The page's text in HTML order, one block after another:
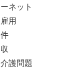
ネット
用
護問題